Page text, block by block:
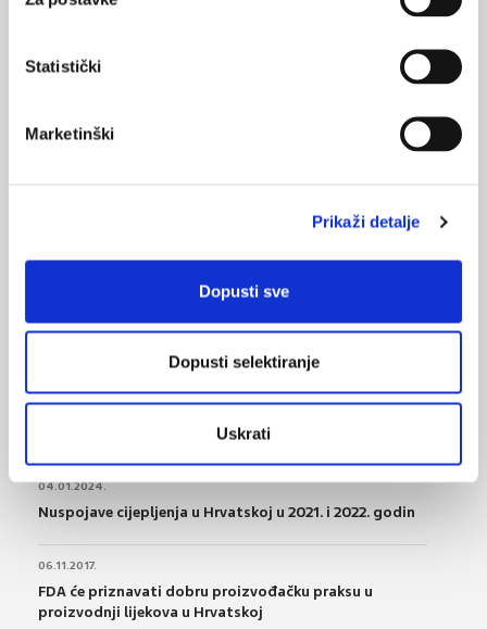
Statistički
Marketinški
Prikaži detalje
Dopusti sve
Dopusti selektiranje
Uskrati
lijeka u promet obvezni prijavljivati. HALMED također zaprima
HALMED www.halmed.hr
04.01.2024.
Nuspojave cijepljenja u Hrvatskoj u 2021. i 2022. godin
06.11.2017.
FDA će priznavati dobru proizvođačku praksu u
proizvodnji lijekova u Hrvatskoj